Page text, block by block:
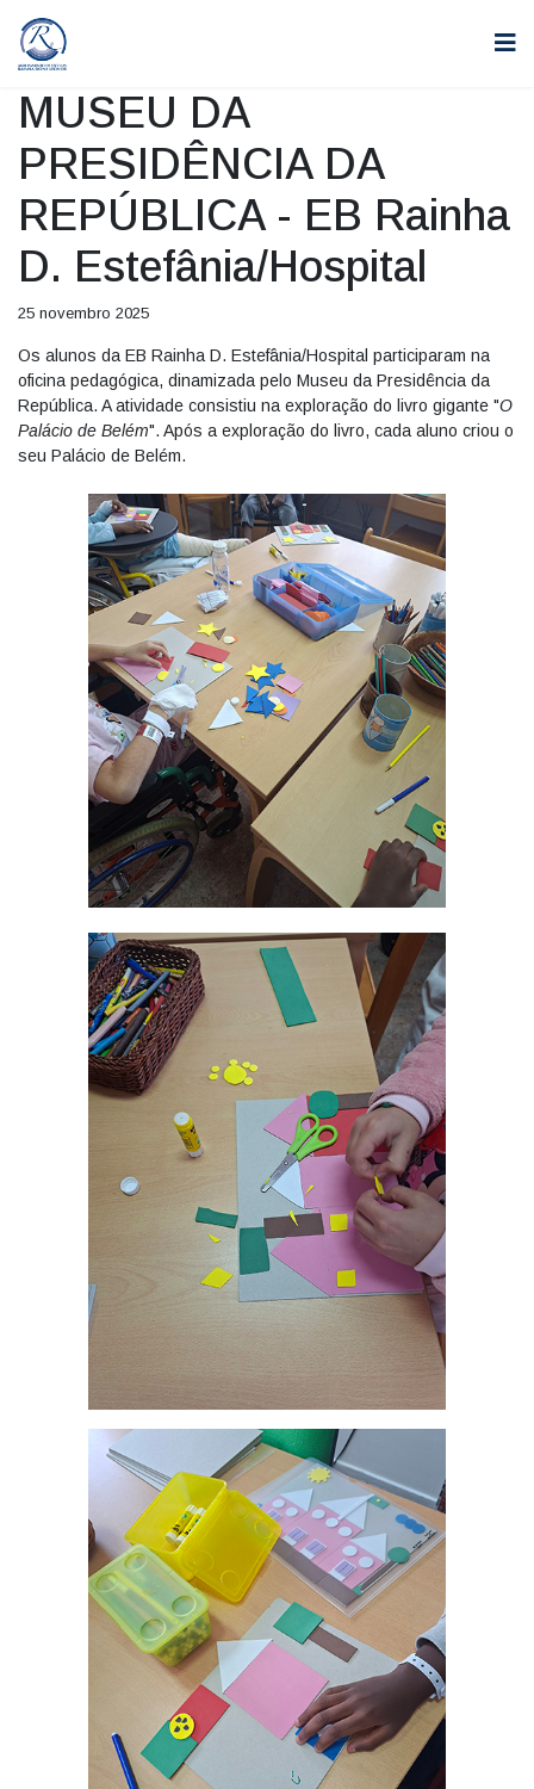
MUSEU DA
PRESIDÊNCIA DA
REPÚBLICA - EB Rainha
D. Estefânia/Hospital
25 novembro 2025
Os alunos da EB Rainha D. Estefânia/Hospital participaram na
oficina pedagógica, dinamizada pelo Museu da Presidência da
República. A atividade consistiu na exploração do livro gigante "O
Palácio de Belém". Após a exploração do livro, cada aluno criou o
seu Palácio de Belém.